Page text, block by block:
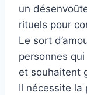
un
rituels pour
Le sort
personnes
et souhaitent
Il nécessite